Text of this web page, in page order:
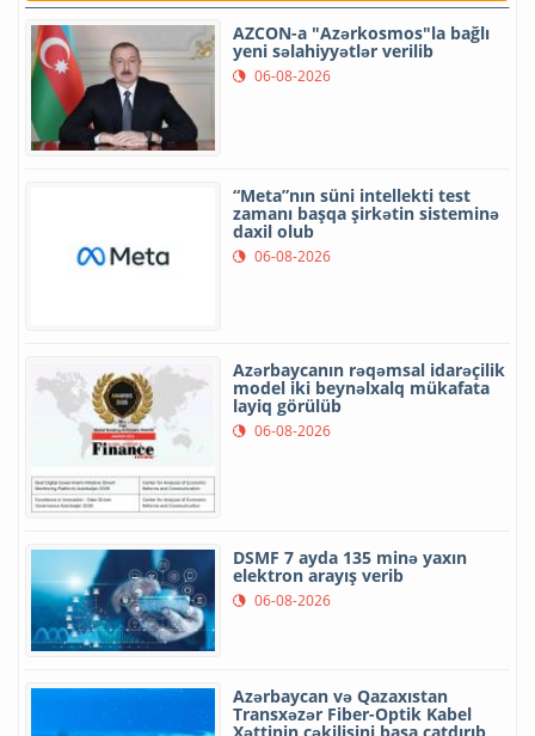
AZCON-a "Azərkosmos"la bağlı
yeni səlahiyyətlər verilib
06-08-2026
“Meta”nın süni intellekti test
zamanı başqa şirkətin sisteminə
daxil olub
06-08-2026
Azərbaycanın rəqəmsal idarəçilik
model iki beynəlxalq mükafata
layiq görülüb
06-08-2026
DSMF 7 ayda 135 minə yaxın
elektron arayış verib
06-08-2026
Azərbaycan və Qazaxıstan
Transxəzər Fiber-Optik Kabel